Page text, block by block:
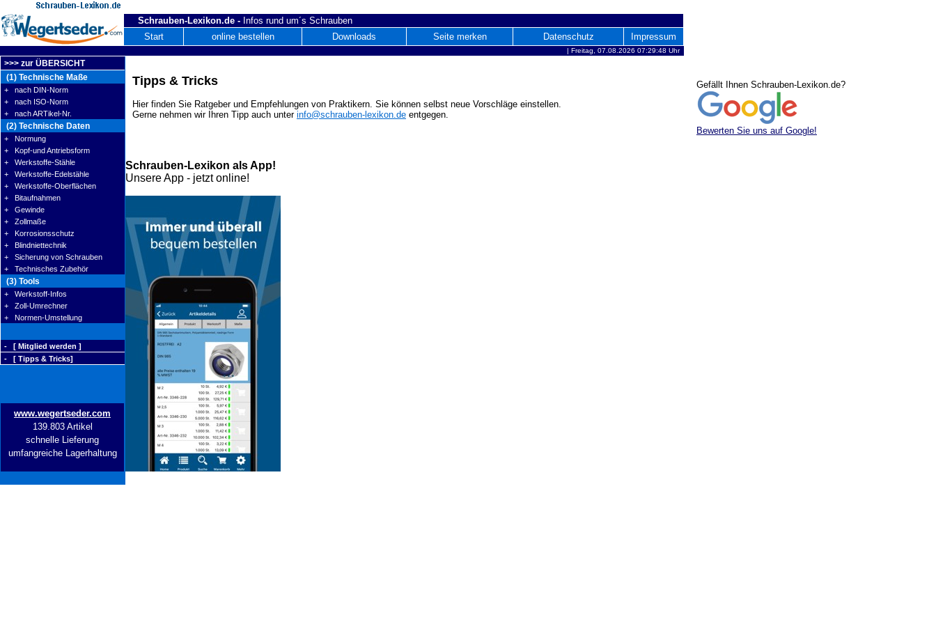
Schrauben-Lexikon.de - Infos rund um´s Schrauben
Start
online bestellen Downloads Seite merken Datenschutz Impressum
| Freitag, 07.08.2026 07:29:48 Uhr
>>> zur ÜBERSICHT
(1) Technische Maße
+ nach DIN-Norm
+ nach ISO-Norm
+ nach ARTikel-Nr.
(2) Technische Daten
+ Normung
+ Kopf-und Antriebsform
+ Werkstoffe-Stähle
+ Werkstoffe-Edelstähle
+ Werkstoffe-Oberflächen
+ Bitaufnahmen
+ Gewinde
+ Zollmaße
+ Korrosionsschutz
+ Blindniettechnik
+ Sicherung von Schrauben
+ Technisches Zubehör
(3) Tools
+ Werkstoff-Infos
+ Zoll-Umrechner
+ Normen-Umstellung
- [ Mitglied werden ]
- [ Tipps & Tricks]
www.wegertseder.com
139.803 Artikel
schnelle Lieferung
umfangreiche Lagerhaltung
Tipps & Tricks
Hier finden Sie Ratgeber und Empfehlungen von Praktikern. Sie können selbst neue Vorschläge einstellen.
Gerne nehmen wir Ihren Tipp auch unter info@schrauben-lexikon.de entgegen.
Gefällt Ihnen Schrauben-Lexikon.de?
Bewerten Sie uns auf Google!
Schrauben-Lexikon als App!
Unsere App - jetzt online!